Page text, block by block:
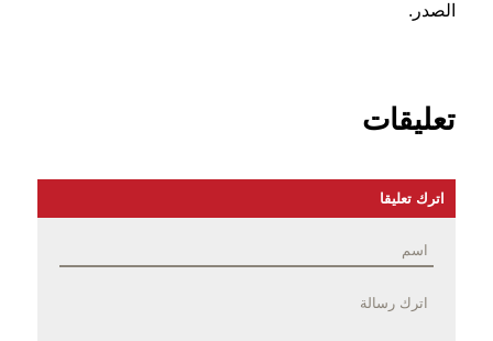
الصدر.
تعليقات
اترك تعليقا